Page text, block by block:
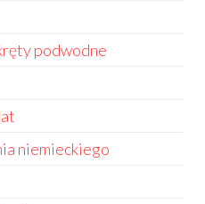
podwodne
niemieckiego